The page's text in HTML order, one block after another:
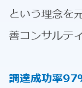
という理念を
善コンサルテ
調達成功率97